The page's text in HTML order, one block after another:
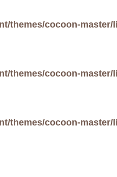
themes/cocoon-
themes/cocoon-
themes/cocoon-